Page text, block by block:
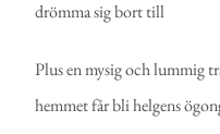
Plus en mysig och lummig
hemmet får bli helgens